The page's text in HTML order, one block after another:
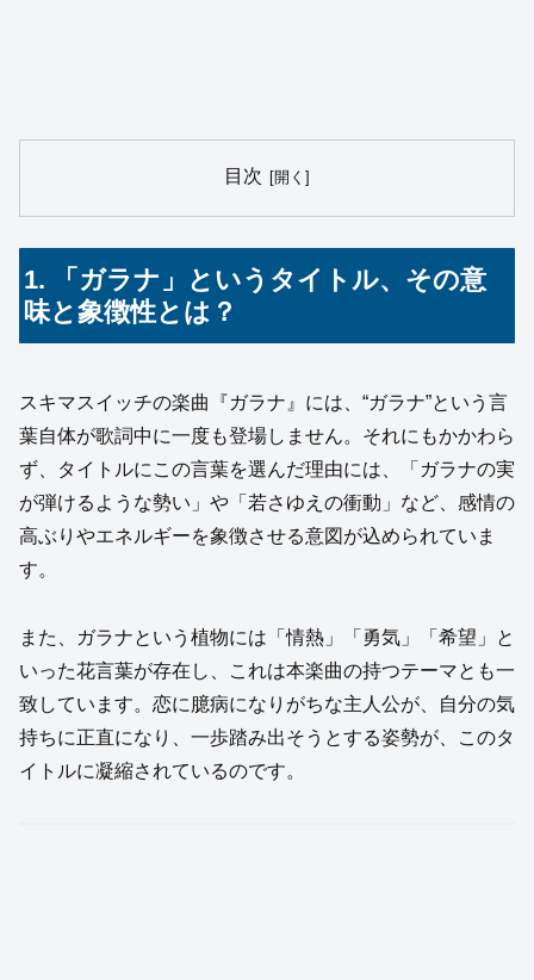
目次
1. 「ガラナ」というタイトル、その意
味と象徴性とは？
スキマスイッチの楽曲『ガラナ』には、“ガラナ”という言
葉自体が歌詞中に一度も登場しません。それにもかかわら
ず、タイトルにこの言葉を選んだ理由には、「ガラナの実
が弾けるような勢い」や「若さゆえの衝動」など、感情の
高ぶりやエネルギーを象徴させる意図が込められていま
す。
また、ガラナという植物には「情熱」「勇気」「希望」と
いった花言葉が存在し、これは本楽曲の持つテーマとも一
致しています。恋に臆病になりがちな主人公が、自分の気
持ちに正直になり、一歩踏み出そうとする姿勢が、このタ
イトルに凝縮されているのです。